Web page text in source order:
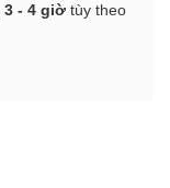
3 - 4 giờ tùy theo